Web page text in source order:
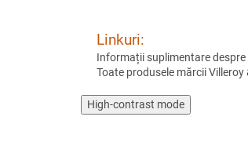
Linkuri:
Informații suplimentare
Toate produsele mărcii Villeroy
High-contrast mode